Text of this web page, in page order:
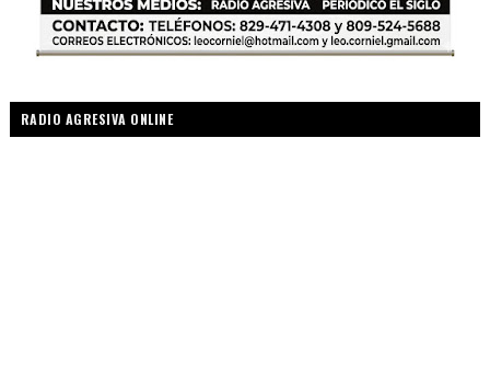
RADIO AGRESIVA ONLINE